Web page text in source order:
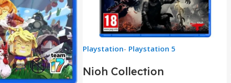
Playstation- Playstation 5
Nioh Collection